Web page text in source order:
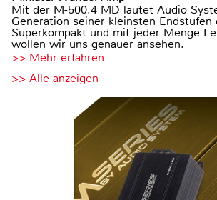
Mit der M-500.4 MD läutet Audio
Generation seiner kleinsten Endstufen
Superkompakt und mit jeder Menge
wollen wir uns genauer ansehen.
>> Mehr erfahren
>> Alle anzeigen